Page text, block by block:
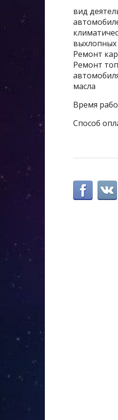
вид
выхлопных
Ремонт
Ремонт
масла
Время
Способ